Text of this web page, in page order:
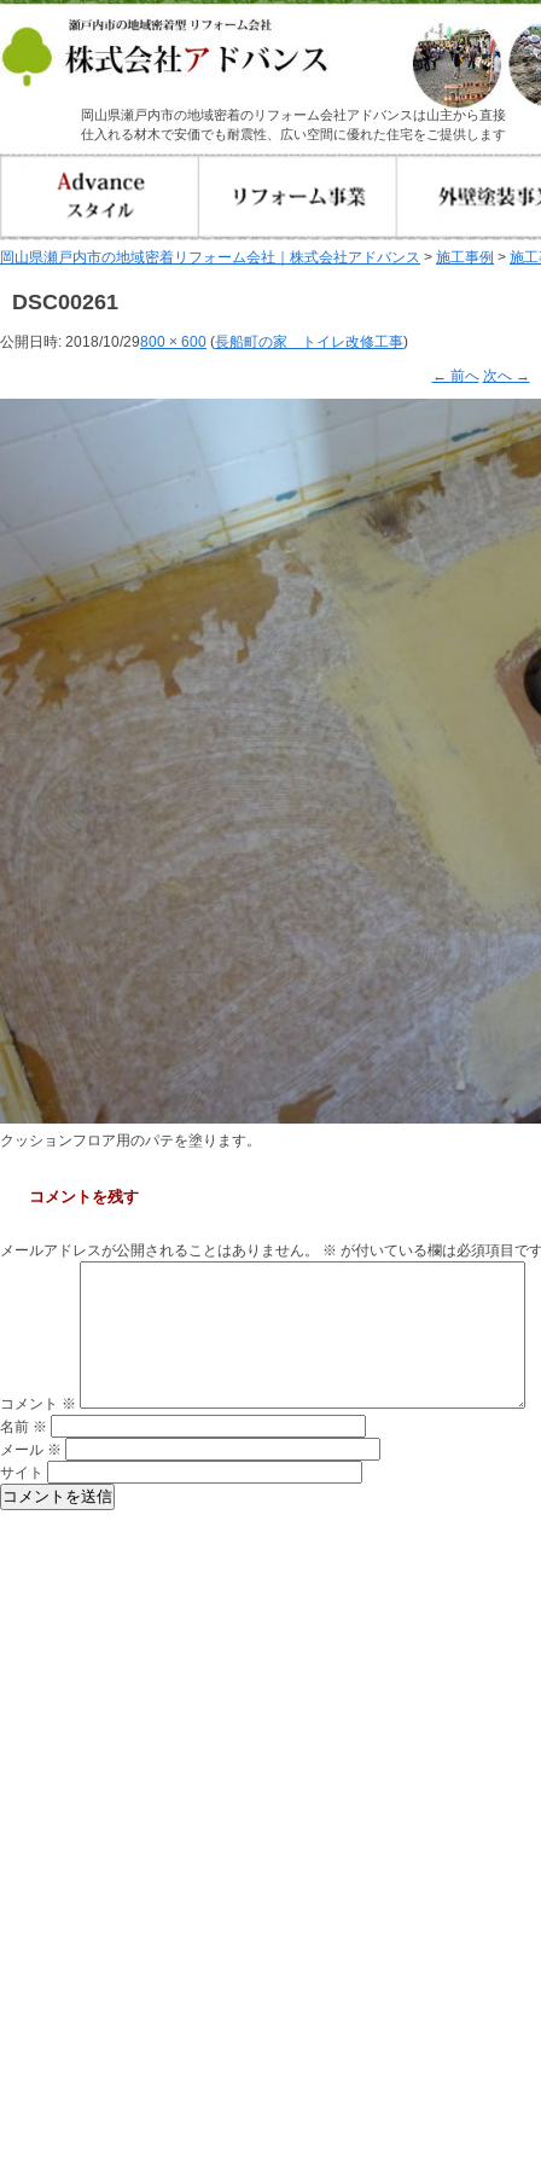
岡山県瀬戸内市の地域密着のリフォーム会社アドバンスは山主から直接
仕入れる材木で安価でも耐震性、広い空間に優れた住宅をご提供します
岡山県瀬戸内市の地域密着リフォーム会社｜株式会社アドバンス > 施工事例 > 施
DSC00261
公開日時: 2018/10/29800 × 600 (長船町の家 トイレ改修工事)
← 前へ 次へ →
クッションフロア用のパテを塗ります。
コメントを残す
メールアドレスが公開されることはありません。 ※ が付いている欄は必須項目で
コメント ※
名前 ※
メール ※
サイト